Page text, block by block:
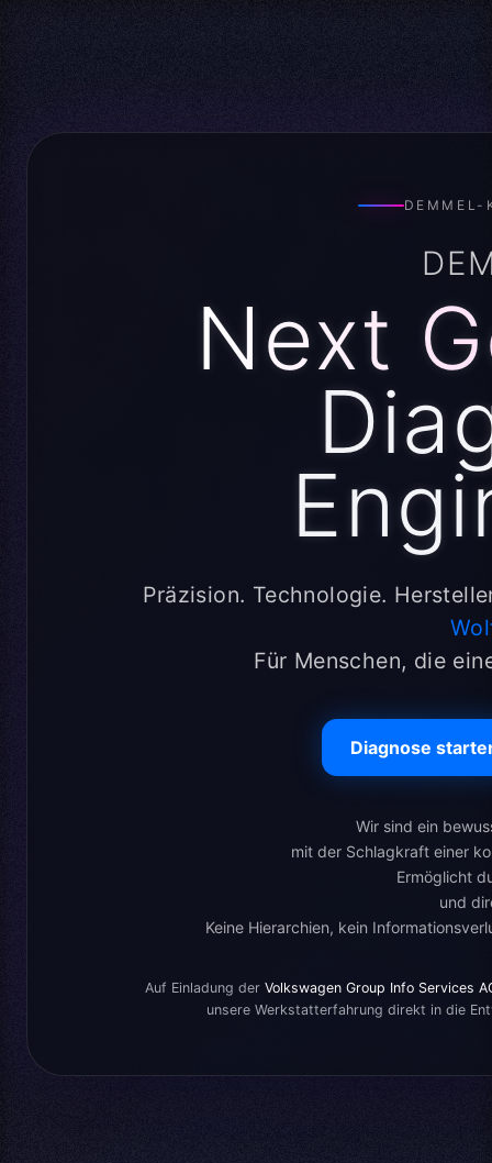
DEMMEL-
Next
Präzision. Technologie.
Für Menschen, die
Diagnose
Wir sind ein
mit der Schlagkraft einer
Ermöglicht
und
Keine Hierarchien, kein
Auf Einladung der Volkswagen Group Info Services
unsere Werkstatterfahrung direkt in die